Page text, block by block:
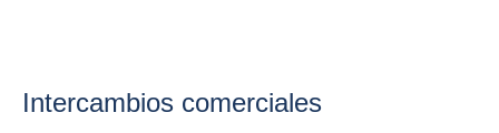
Intercambios comerciales